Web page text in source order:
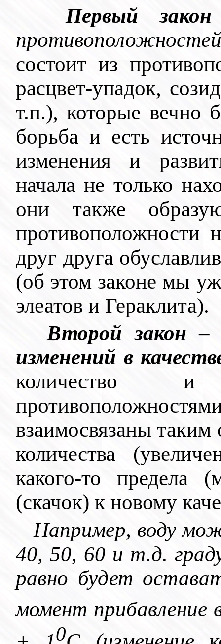
Первый закон
противоположностей
состоит из
расцвет-упадок,
т.п.), которые вечно
борьба и есть
изменения и
начала не только
они также
противоположности
друг друга
(об этом законе мы
элеатов и Гераклита).
Второй закон
изменений в
количество и
взаимосвязаны
количества
какого-то предела
(скачок) к новому
Например, воду
40, 50, 60 и т.д.
равно будет
момент прибавление
0